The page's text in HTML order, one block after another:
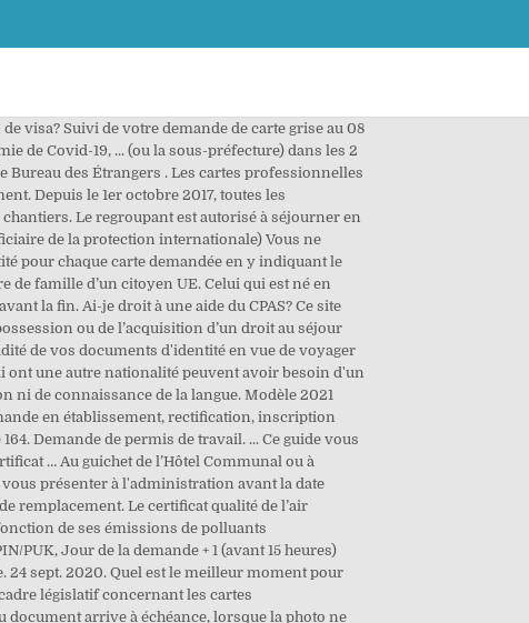
Ville* Tél. Pour les non européens qui sont membre de la famille d'un européen. La carte peut être renouvelée 6 mois avant la fin de validité et au plus tard un mois avant la fin. Si l’enfant vit à l’étranger, l’un des parents introduit une demande de passeport belge à … et De manière générale, plus l'autorisation de séjour est stable plus les droits sont étendus (accès au marché du travail, aide sociale, …). Il s'agit du formulaire à utiliser pour adresser son dossier à la MDPH, notamment en cas de demande de carte de stationnement handicapé ou de demande d'AAH ou d'AEEH. Le cerfa 15692 est le formulaire de demande à la MDPH en vigueur depuis le 1er mai 2019. L’avantage qui en découle est que ces prestations ne doivent pas être … Demande de carte Téléchargements La Carte BTP est obligatoire sur tous les chantiers depuis le 1er octobre. Ai-je droit à une aide médicale urgente ? Commune Code postal N° Tel. 3635. La personne concernée (assistée le cas échéant de l'un des parents, ou celui qui exerce la garde matérielle, s'il s'agit d'un enfant) doit se présenter en personne au guichet. Pour toute demande de pièce d'identité, la personne concernée doit être présente. Questions et réponses sur le Coronavirus - Mise à jour en direct. Si vous avez quitté la Belgique dans les 5 ans qui ont précédé votre demande, vos périodes d'absence sont prises en compte si elles répondent aux conditions suivantes : la durée de chaque absence est inférieure à 6 mois consécutifs et la durée totale de vos absences est … Ouvert du lundi au dimanche de 7h à 22h. Des interruptions purement administratives lors du renouvellement des cartes de séjour sont tolérées. L’étendue de ces droits et obligations diffère suivant la catégorie juridiqueà laquelle appartient la personne concernée. Le regroupement familial est une procédure qui permet à certains membres de famille de personnes belges ou étrangères résidant légalement en Belgique de venir ici vivre en famille.. La procédure de regroupement familial et les conditions qu’il faut remplir sont prévues par la loi du 15 décembre 1980 sur l’accès au territoire et le séjour des étrangers. Le demandeur doit se munir de la carte périmée ou de la déclaration de vol, perte ou destruction et de 2 photos d'identité identiques. L’obtention d’un titre de séjour se fait en deux étapes : Les dimensions requises pour la photo sont : 45 X 35 mm; Elle doit dater de moins de 6 mois et être en couleurs; Le visage doit représenter entre 70 et 80% de la surface de la photo; L'expression du visage doit être neutre: pas de sourcils froncés, la bouche fermée, pas de dents visibles, pas de grand sourire; La tête doit entièrement être visible, sans "accessoire" excepté pour des raisons médicales ou religieuses. Commande d’une carte électronique A, E, F ou H après une première inscription en Belgique; Renouvellement d’une carte électronique A, B, E, F ou H; Demande de certificats d’identité pour enfants ( … 2 Votre civilité Vous pouvez faire une demande de cartes si vous êtes